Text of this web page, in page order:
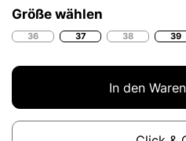
Größe wählen
36 37 38 39
In den